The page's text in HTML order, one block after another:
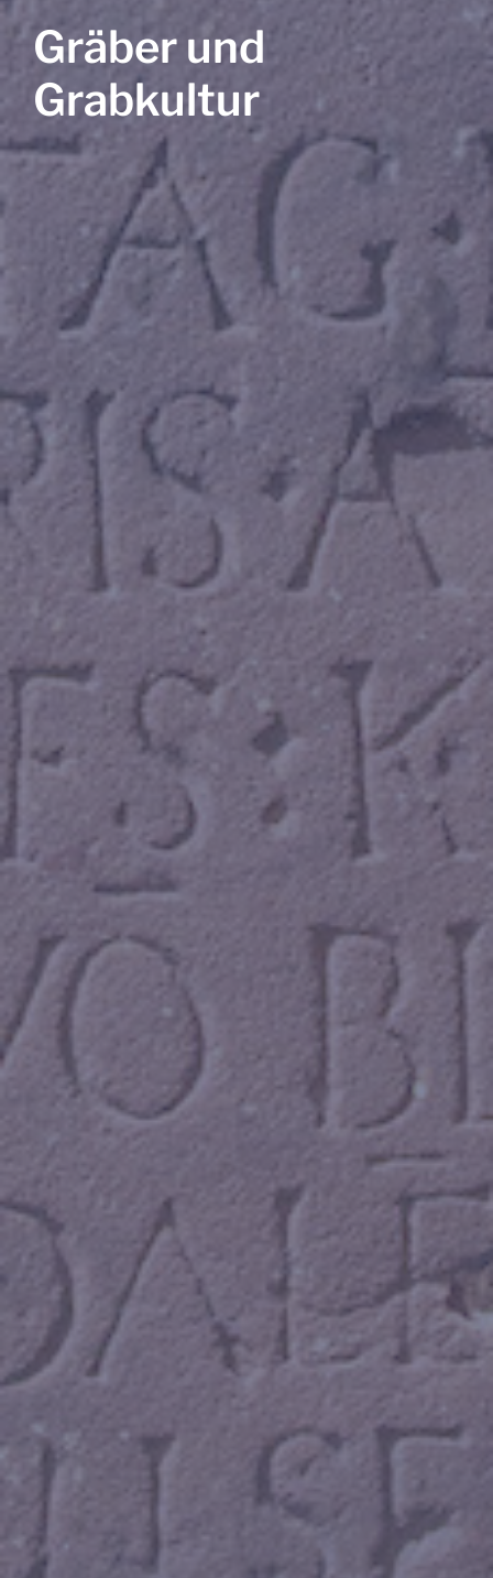
Gräber und
Grabkultur